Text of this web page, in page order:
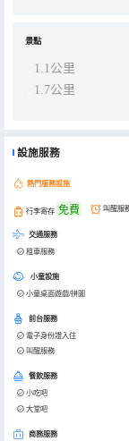
景點
1.1公里
1.7公里
設施服務
熱門服務設施
行李寄存 免費 叫醒服
交通服務
租車服務
小童設施
小童桌面遊戲/拼圖
前台服務
電子身份證入住
叫醒服務
餐飲服務
小吃吧
大堂吧
商務服務